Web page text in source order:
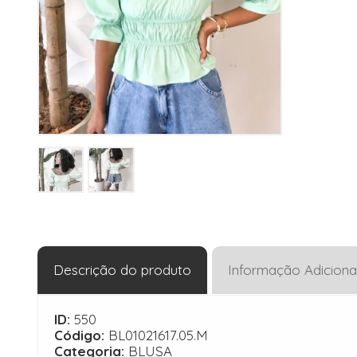
Descrição do produto Informação
ID: 550
Código: BL01021617.05.M
Categoria: BLUSA